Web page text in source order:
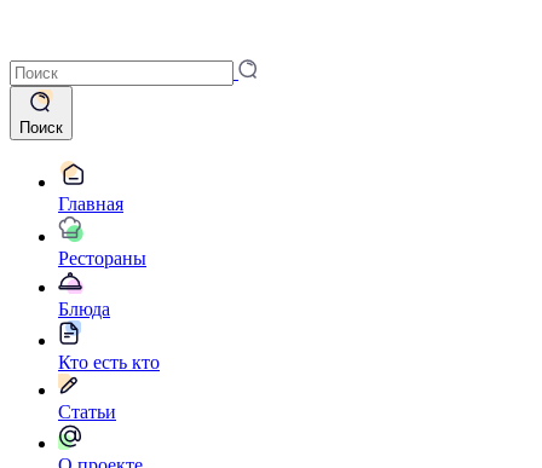
Поиск
Главная
Рестораны
Блюда
Кто есть кто
Статьи